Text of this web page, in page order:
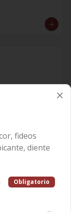
fideos
diente
Obligatorio